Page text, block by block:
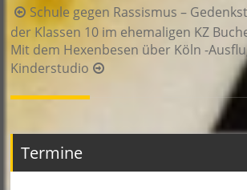
Beitragsnavigation
Schule gegen Rassismus –
der Klassen 10 im ehemaligen KZ
Mit dem Hexenbesen über Köln -
Kinderstudio
Termine